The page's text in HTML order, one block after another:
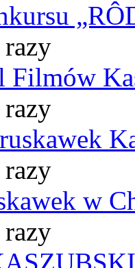
Filmów
w